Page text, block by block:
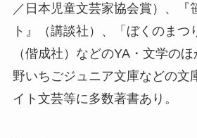
／日本児童文芸家協会賞）、『
ト』（講談社）、「ぼくのまつ
（偕成社）などのYA・文学の
野いちごジュニア文庫などの文
イト文芸等に多数著書あり。